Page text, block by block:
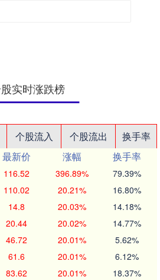
实时涨跌榜
个股流入 个股流出
换手率
最新价 涨幅
换手率
116.52 396.89% 79.39%
110.02 20.21% 16.80%
14.8 20.03% 14.18%
20.44 20.02% 14.77%
46.72 20.01% 5.62%
61.6 20.01% 6.12%
83.62 20.01% 18.37%